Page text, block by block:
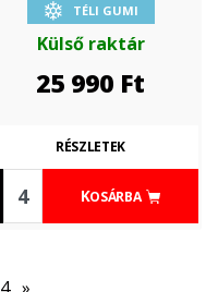
TÉLI GUMI
Külső raktár
25 990 Ft
KOSÁRBA
RÉSZLETEK